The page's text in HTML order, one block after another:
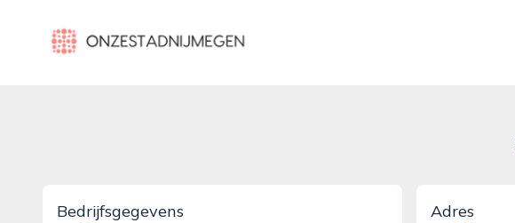
onzestadnijmegen.nl
Bedrijfsgegevens Adres